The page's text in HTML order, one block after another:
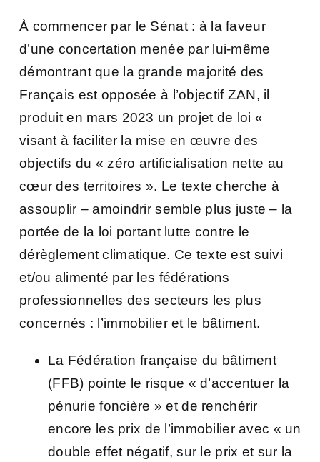
À commencer par le Sénat : à la faveur
d’une concertation menée par lui-même
démontrant que la grande majorité des
Français est opposée à l’objectif ZAN, il
produit en mars 2023 un projet de loi «
visant à faciliter la mise en œuvre des
objectifs du « zéro artificialisation nette au
cœur des territoires ». Le texte cherche à
assouplir – amoindrir semble plus juste – la
portée de la loi portant lutte contre le
dérèglement climatique. Ce texte est suivi
et/ou alimenté par les fédérations
professionnelles des secteurs les plus
concernés : l’immobilier et le bâtiment.
La Fédération française du bâtiment
(FFB) pointe le risque « d’accentuer la
pénurie foncière » et de renchérir
encore les prix de l’immobilier avec « un
double effet négatif, sur le prix et sur la